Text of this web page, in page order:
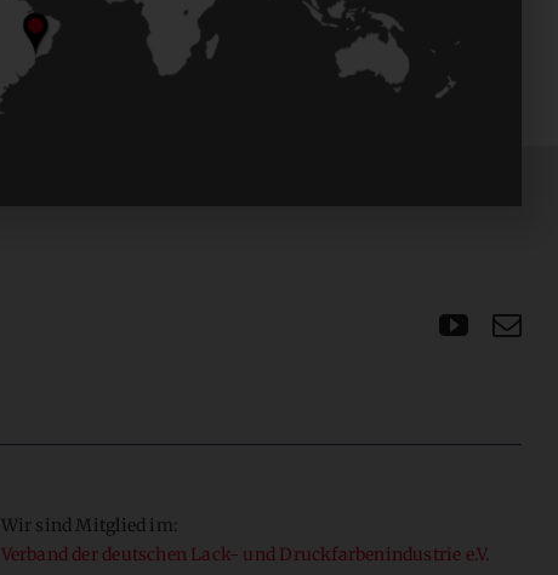
Wir sind Mitglied im:
Verband der deutschen Lack- und Druckfarbenindustrie e.V.